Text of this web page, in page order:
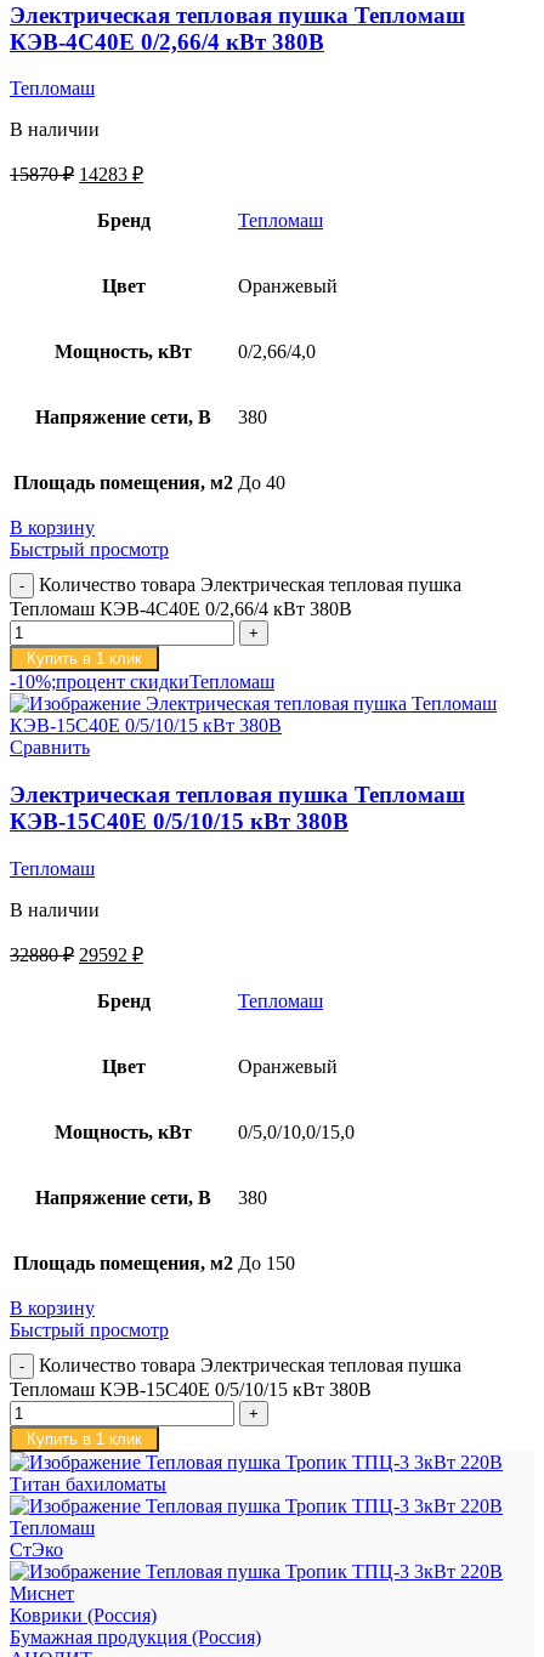
Электрическая тепловая пушка Тепломаш
КЭВ-4С40Е 0/2,66/4 кВт 380В
Тепломаш
В наличии
15870₽ 14283 ₽
Бренд Тепломаш
Цвет Оранжевый
Мощность, кВт 0/2,66/4,0
Напряжение сети, В 380
Площадь помещения, м2 До 40
В корзину
Быстрый просмотр
Количество товара Электрическая тепловая пушка
Тепломаш КЭВ-4С40Е 0/2,66/4 кВт 380В
Купить в 1 клик
-10%;процент скидкиТепломаш
Сравнить
Электрическая тепловая пушка Тепломаш
КЭВ-15С40Е 0/5/10/15 кВт 380В
Тепломаш
В наличии
32880₽ 29592 ₽
Бренд Тепломаш
Цвет Оранжевый
Мощность, кВт 0/5,0/10,0/15,0
Напряжение сети, В 380
Площадь помещения, м2 До 150
В корзину
Быстрый просмотр
Количество товара Электрическая тепловая пушка
Тепломаш КЭВ-15С40Е 0/5/10/15 кВт 380В
Купить в 1 клик
Титан бахиломаты
Тепломаш
СтЭко
Миснет
Коврики (Россия)
Бумажная продукция (Россия)